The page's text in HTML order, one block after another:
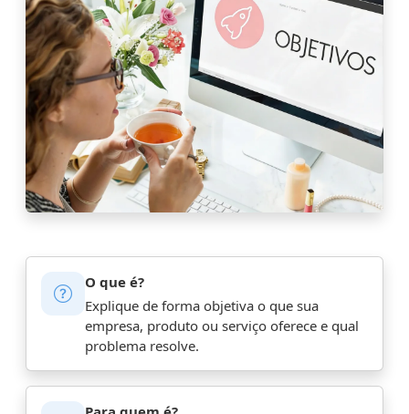
O que é?
Explique de forma objetiva o que sua
empresa, produto ou serviço oferece e qual
problema resolve.